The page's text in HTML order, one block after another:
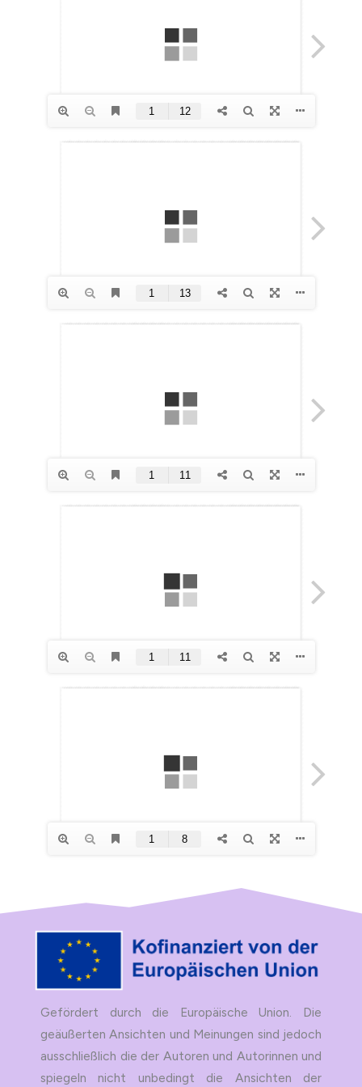
Gefördert durch die Europäische Union. Die
geäußerten Ansichten und Meinungen sind jedoch
ausschließlich die der Autoren und Autorinnen und
spiegeln nicht unbedingt die Ansichten der